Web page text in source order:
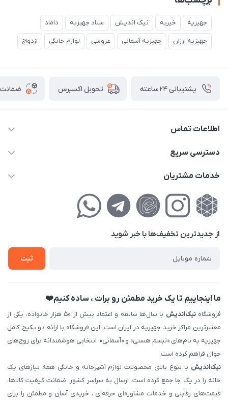
جهیزیه خیریه نیک اندیش ستاد جهیزیه داماد
جهیزیه ارزان جهیزیه آسمانی عروسی لوازم خانگی ازدواج
پشتیبانی ۲۴ ساعته تحویل اکسپرس ضمانت
اطلاعات تماس
02177111474
کوچه گلریز 4 غربی ، پلاک 13
دسترسی سریع
حساب کاربری
لیست محصولات
خدمات مشتریان
راهنمای‌خرید‌آنلاین
حریم خصوصی
فروش‌اقساطی
از جدید‌ترین تخفیف‌ها با‌ خبر شوید
ثبت
ما اینجاییم تا یک خرید مطمئن رو برات ، ساده کنیم❤️
فروشگاهنیک‌اندیش
با سال‌ها سابقه و اعتماد بیش از ۵۰ هزار خانواده، یکی از
معتبرترین مراکز خرید جهیزیه در ایران است. این فروشگاه با ارائه دو پکیج کامل
جهیزیه به نام‌های «تبسم هستی» و «آسمانی»، انتخابی هوشمندانه برای زوج‌های
جوان فراهم کرده است.
نیک‌اندیش با تنوع بالای محصولات لوازم آشپزخانه و خانگی همه نیازهای یک
خانه را در یک جا جمع کرده است. ارسال به سراسر کشور، ضمانت کیفیت کالاها،
قیمت‌های رقابتی و خدمات مشاوره‌ای حرفه‌ای ، خریدی آسان و مطمئن را برای